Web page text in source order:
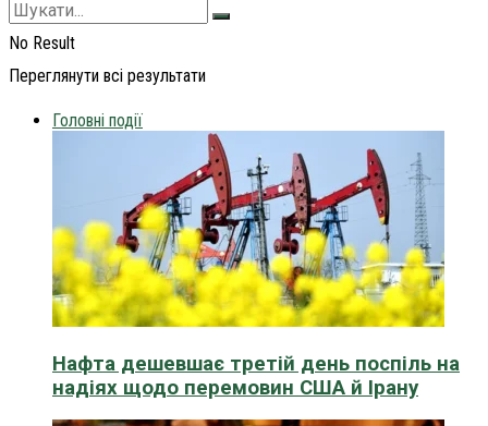
No Result
Переглянути всі результати
Головні події
Нафта дешевшає третій день поспіль на
надіях щодо перемовин США й Ірану